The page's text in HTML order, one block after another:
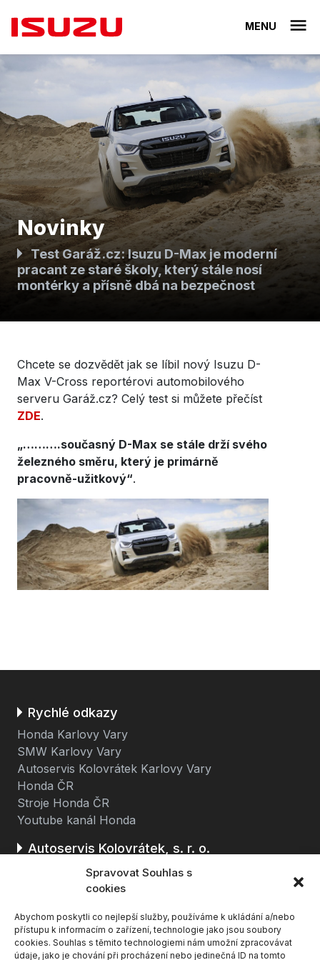
Spravovat Souhlas s
cookies
Abychom poskytli co nejlepší služby, používáme k ukládání a/nebo
přístupu k informacím o zařízení, technologie jako jsou soubory
cookies. Souhlas s těmito technologiemi nám umožní zpracovávat
údaje, jako je chování při procházení nebo jedinečná ID na tomto
MENU
Novinky
Test Garáž.cz: Isuzu D-Max je moderní
pracant ze staré školy, který stále nosí
montérky a přísně dbá na bezpečnost
Chcete se dozvědět jak se líbil nový Isuzu D-
Max V-Cross reportérovi automobilového
serveru Garáž.cz? Celý test si můžete přečíst
ZDE.
„……….současný D-Max se stále drží svého
železného směru, který je primárně
pracovně-užitkový“.
Rychlé odkazy
Honda Karlovy Vary
SMW Karlovy Vary
Autoservis Kolovrátek Karlovy Vary
Honda ČR
Stroje Honda ČR
Youtube kanál Honda
Autoservis Kolovrátek, s. r. o.
Stará cesta 116
362 63 Dalovice u Karlových Varů
(u čerpací stanice BENZINA, směr K. Vary - Ostrov)